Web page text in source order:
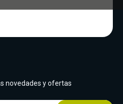
novedades y ofertas